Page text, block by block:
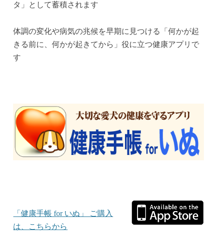
タ」として蓄積されます
体調の変化や病気の兆候を早期に見つける「何かが起
きる前に、何かが起きてから」役に立つ健康アプリで
す
「健康手帳 for いぬ」 ご購入
は、こちらから